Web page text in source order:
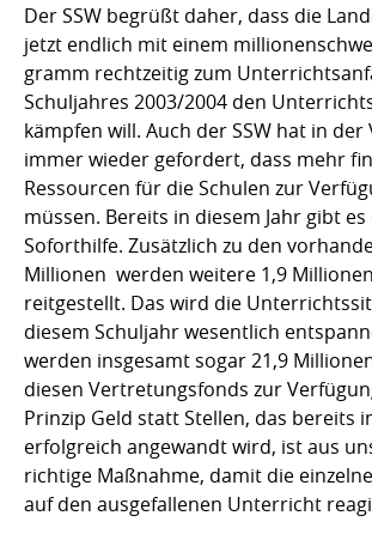
Der SSW begrüßt daher, dass die
jetzt endlich mit einem
gramm rechtzeitig zum
Schuljahres 2003/2004 den
kämpfen will. Auch der SSW hat in
immer wieder gefordert, dass mehr
Ressourcen für die Schulen zur
müssen. Bereits in diesem Jahr gibt es
Soforthilfe. Zusätzlich zu den
Millionen  werden weitere 1,9 Millionen
reitgestellt. Das wird die
diesem Schuljahr wesentlich
werden insgesamt sogar 21,9
diesen Vertretungsfonds zur
Prinzip Geld statt Stellen, das bereits
erfolgreich angewandt wird, ist aus
richtige Maßnahme, damit die
auf den ausgefallenen Unterricht